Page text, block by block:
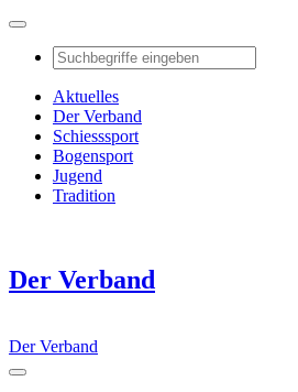
Aktuelles
Der Verband
Schiesssport
Bogensport
Jugend
Tradition
Der Verband
Der Verband